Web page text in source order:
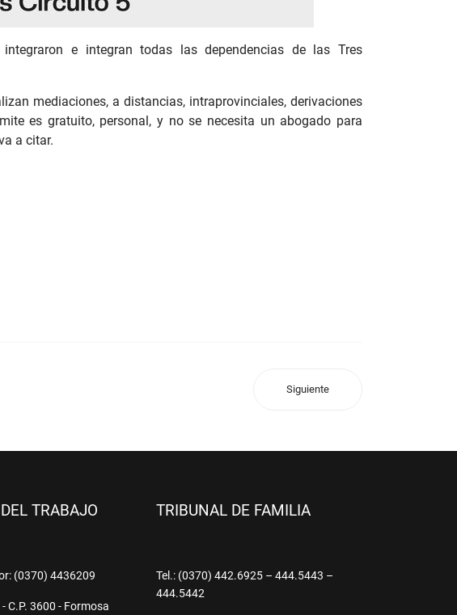
e integran todas las dependencias de las Tres
mediaciones, a distancias, intraprovinciales, derivaciones
es gratuito, personal, y no se necesita un abogado para
a citar.
Siguiente
TRABAJO
(0370) 4436209
C.P. 3600 - Formosa
TRIBUNAL DE FAMILIA
Tel.: (0370) 442.6925 – 444.5443 –
444.5442